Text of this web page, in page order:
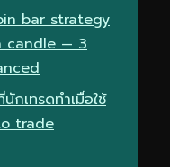
bar strategy
candle — 3
กเทรดทำเมื่อใช้
trade